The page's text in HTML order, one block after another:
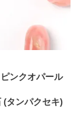
ピンクオパール
(タンパクセキ)